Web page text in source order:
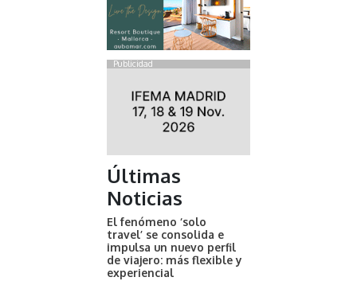
Publicidad
Últimas
Noticias
El fenómeno ‘solo
travel’ se consolida e
impulsa un nuevo perfil
de viajero: más flexible y
experiencial